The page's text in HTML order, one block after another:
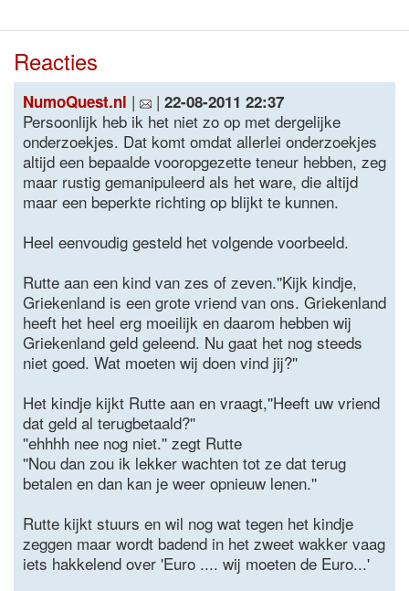
Reacties
NumoQuest.nl | | 22-08-2011 22:37
Persoonlijk heb ik het niet zo op met dergelijke
onderzoekjes. Dat komt omdat allerlei onderzoekjes
altijd een bepaalde vooropgezette teneur hebben, zeg
maar rustig gemanipuleerd als het ware, die altijd
maar een beperkte richting op blijkt te kunnen.
Heel eenvoudig gesteld het volgende voorbeeld.
Rutte aan een kind van zes of zeven.''Kijk kindje,
Griekenland is een grote vriend van ons. Griekenland
heeft het heel erg moeilijk en daarom hebben wij
Griekenland geld geleend. Nu gaat het nog steeds
niet goed. Wat moeten wij doen vind jij?''
Het kindje kijkt Rutte aan en vraagt,''Heeft uw vriend
dat geld al terugbetaald?''
''ehhhh nee nog niet.'' zegt Rutte
''Nou dan zou ik lekker wachten tot ze dat terug
betalen en dan kan je weer opnieuw lenen.''
Rutte kijkt stuurs en wil nog wat tegen het kindje
zeggen maar wordt badend in het zweet wakker vaag
iets hakkelend over 'Euro .... wij moeten de Euro...'